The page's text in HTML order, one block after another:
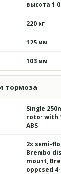
высота 1
220 кг
125 мм
103 мм
тормоза
Single
rotor with
ABS
2x semi-
Brembo
mount,
opposed